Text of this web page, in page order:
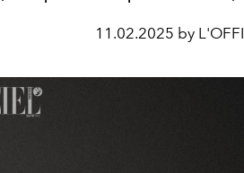
11.02.2025 by